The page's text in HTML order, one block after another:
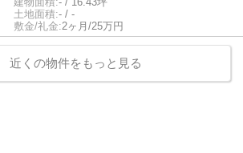
土地面積:- / -
敷金/礼金:2ヶ月/25万円
近くの物件をもっと見る